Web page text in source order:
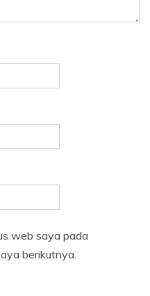
web saya pada
berikutnya.